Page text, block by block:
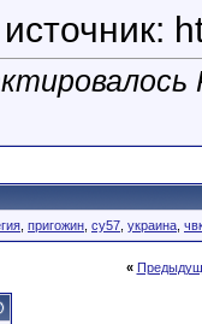
пригожин су57 украина
«